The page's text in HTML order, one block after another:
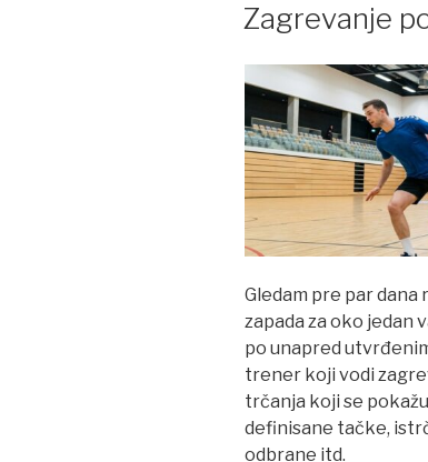
Zagrevanje
Gledam pre par
zapada za oko jedan
po unapred
trener koji vodi
trčanja koji se
definisane tačke,
odbrane itd.